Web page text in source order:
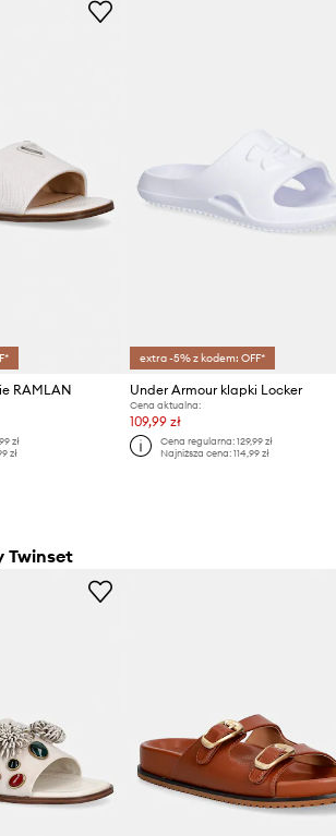
RAMLAN
zł
zł
extra -5% z kodem: OFF*
Under Armour klapki Locker
Cena aktualna:
109,99 zł
Cena regularna: 129,99 zł
Najniższa cena: 114,99 zł
Twinset